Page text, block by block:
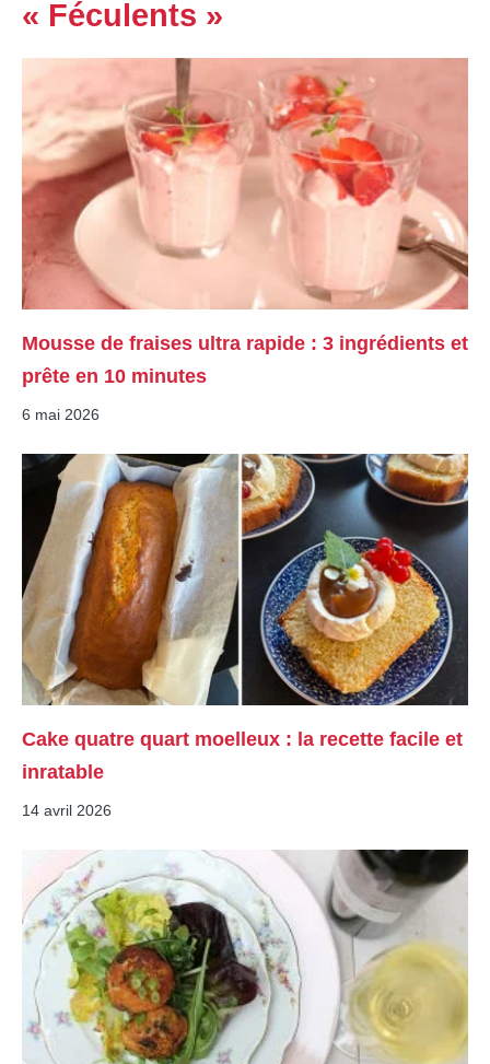
« Féculents »
Mousse de fraises ultra rapide : 3 ingrédients et
prête en 10 minutes
6 mai 2026
Cake quatre quart moelleux : la recette facile et
inratable
14 avril 2026